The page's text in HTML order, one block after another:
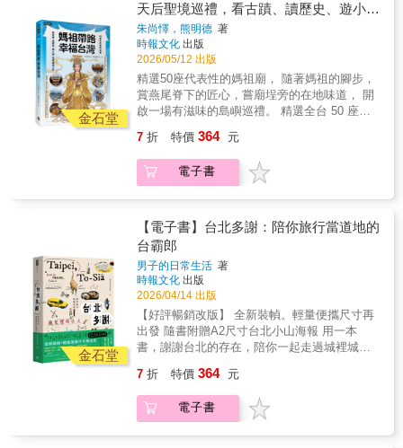
動人故事。
統美食# 百年菜場# 草藥食飲# 顛覆體驗# 新創
設計# 職人手作# 老屋古物【體驗Focus ／接地
氣主題玩法／跟臺南人過好日子】主題體驗1：
傳統．臺南式想體驗臺南人的在地料理，你的
胃得從一早做好預備，書中介紹臺南式傳統早
餐、下午點心、特色吃食，還有納涼式餐飲、
台菜老料理、鱔魚意麵、露天廟埕燒烤、冰果
室，這些都是不容錯過的濃厚臺南風美食。尤
其占產地優勢、特別能嘗鮮的虱目魚全料理，
顛覆．臺南式以傳統激盪新意發展出的綠植栽
療癒所、中草藥自然系等餐所品牌，老屋新置
的特色空間美學，還有朝聖人潮永不隨時間遞
友們，他們熱情端出異文化饗宴，一道一道沁
入府城風格，融淬出令人驚艷的臺南顛覆新體
驗。主題體驗3：藝文．臺南式在臺南這座歷史
老城，讓人很難錯過、也容易愛上這其中的經
典日式建築、老建築改造的藝文空間，在最具
臺南風情的巷弄中穿梭，你將驚喜發現，原來
隱身在這些風格老屋中，充滿各樣職人工匠，
正凝神創作出藝術作品，讓府城飄散質感文藝
走起來／繞進巷弄總有驚喜】讓初訪者驚豔、
轉個彎就遇見驚喜的周區街道。孔廟、美術
館、臺南國家美術館、赤崁樓、鴨母寮市場、
安平老街、漁光島⋯⋯，這些最受居民、旅人
金石堂
天后聖境巡禮，看古蹟、讀歷史、遊小
鎮、吃透廟埕小吃
朱尚懌，熊明德 著
時報文化 出版
2026/05/12 出版
精選50座代表性的媽祖廟， 隨著媽祖的腳步，
賞燕尾脊下的匠心，嘗廟埕旁的在地味道， 開
啟一場有滋味的島嶼巡禮。 精選全台 50 座代
讀者認識每一尊媽祖背後的歷史脈絡與地方故
事。每一站除了介紹廟宇建築、信仰由來與地
方特色，也延伸規劃廟埕美食、周邊景點，讓
與離島，精選 50 座代表性廟宇聖境 從繁華都
會到靜謐漁村，完整收錄 50 座具備歷史脈絡與
文化價值的媽祖廟。涵蓋全台各縣市，深入
澎、金、馬，最具規模的信仰版圖。 2. 行家帶
路！廟口美食 &times; 私房景點的完美提案 參
拜後的靈魂慰藉，交給在地老味道。串聯廟埕
旁的必吃老攤與周邊文化景點，幫你省下做功
課的時間，說走就走的一日微旅行。 3. 深度聚
焦！白沙屯進香與建築美學專題 特別收錄近年
最受矚目的「白沙屯媽祖進香」攻略，從參與
簷、剪黏藝術與匠師手藝，讓你從此看懂廟宇
建築的門道。 4.最有溫度最接地氣的人文導覽
告別生硬的歷史教條。我們用最接地氣的筆
7 折 特價 364 元
電子書
金石堂
【電子書】台北多謝：陪你旅行當道地的
台霸郎
男子的日常生活 著
時報文化 出版
2026/04/14 出版
【好評暢銷改版】 全新裝幀。輕量便攜尺寸再
出發 隨書附贈A2尺寸台北小山海報 用一本
書，謝謝台北的存在，陪你一起走過城裡城
&hellip;&hellip;超過50個精選據點，不一樣的台
北就在眼前。 音樂祭、爬山、花藝體驗、夜
市......6個在地日常旅行提案，完美詮釋旅行即
7 折 特價 364 元
電子書